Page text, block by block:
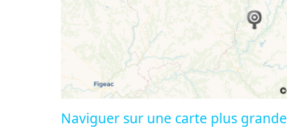
Naviguer sur une carte plus grande